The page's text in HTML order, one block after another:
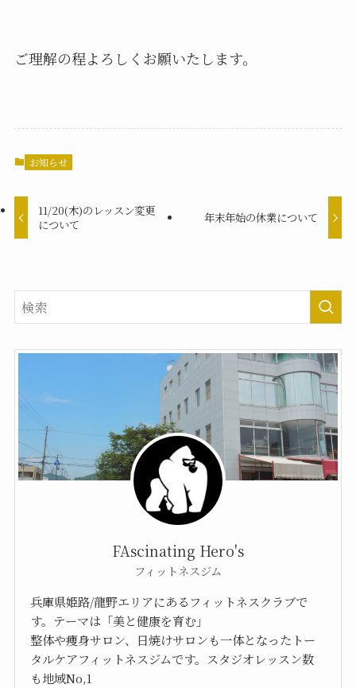
ご理解の程よろしくお願いたします。
お知らせ
11/20(木)のレッスン変更
について
年末年始の休業について
FAscinating Hero's
フィットネスジム
兵庫県姫路/龍野エリアにあるフィットネスクラブで
す。テーマは「美と健康を育む」
整体や痩身サロン、日焼けサロンも一体となったトー
タルケアフィットネスジムです。スタジオレッスン数
も地域No,1